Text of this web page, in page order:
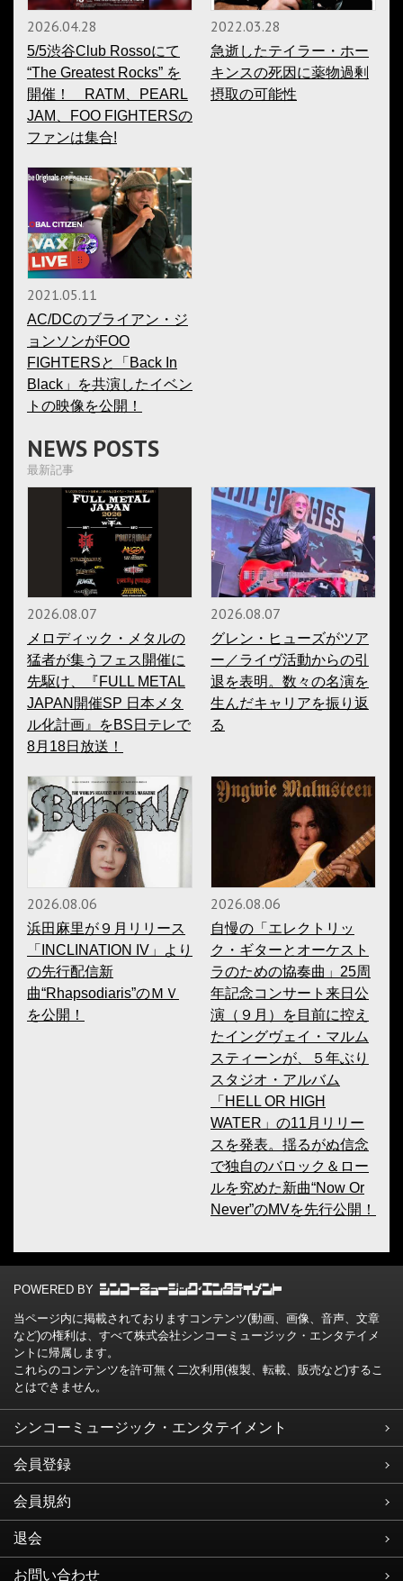
2026.04.28
5/5渋谷Club Rossoにて
“The Greatest Rocks” を
開催！ RATM、PEARL
JAM、FOO FIGHTERSの
ファンは集合!
2022.03.28
急逝したテイラー・ホー
キンスの死因に薬物過剰
摂取の可能性
2021.05.11
AC/DCのブライアン・ジ
ョンソンがFOO
FIGHTERSと「Back In
Black」を共演したイベン
トの映像を公開！
NEWS POSTS
最新記事
2026.08.07
メロディック・メタルの
猛者が集うフェス開催に
先駆け、『FULL METAL
JAPAN開催SP 日本メタ
ル化計画』をBS日テレで
8月18日放送！
2026.08.07
グレン・ヒューズがツア
ー／ライヴ活動からの引
退を表明。数々の名演を
生んだキャリアを振り返
る
2026.08.06
浜田麻里が９月リリース
「INCLINATION IV」より
の先行配信新
曲“Rhapsodiaris”のＭＶ
を公開！
2026.08.06
自慢の「エレクトリッ
ク・ギターとオーケスト
ラのための協奏曲」25周
年記念コンサート来日公
演（９月）を目前に控え
たイングヴェイ・マルム
スティーンが、５年ぶり
スタジオ・アルバム
「HELL OR HIGH
WATER」の11月リリー
スを発表。揺るがぬ信念
で独自のバロック＆ロー
ルを究めた新曲“Now Or
Never”のMVを先行公開！
POWERED BY
当ページ内に掲載されておりますコンテンツ(動画、画像、音声、文章
など)の権利は、すべて株式会社シンコーミュージック・エンタテイメ
ントに帰属します。
これらのコンテンツを許可無く二次利用(複製、転載、販売など)するこ
とはできません。
シンコーミュージック・エンタテイメント
会員登録
会員規約
退会
お問い合わせ